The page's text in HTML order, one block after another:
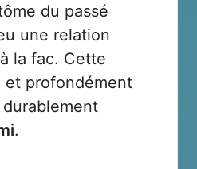
du passé
une relation
la fac. Cette
et profondément
.